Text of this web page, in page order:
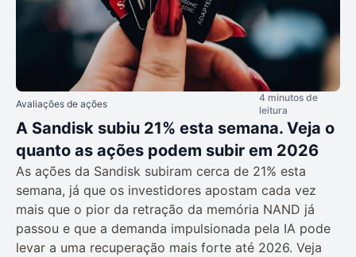
Avaliações de ações
4 minutos de
leitura
A Sandisk subiu 21% esta semana. Veja o
quanto as ações podem subir em 2026
As ações da Sandisk subiram cerca de 21% esta
semana, já que os investidores apostam cada vez
mais que o pior da retração da memória NAND já
passou e que a demanda impulsionada pela IA pode
levar a uma recuperação mais forte até 2026. Veja